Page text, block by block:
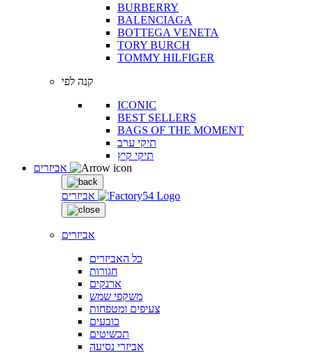
BURBERRY
BALENCIAGA
BOTTEGA VENETA
TORY BURCH
TOMMY HILFIGER
קנה לפי
ICONIC
BEST SELLERS
BAGS OF THE MOMENT
תיקי ערב
תיקי קיץ
אביזרים
אביזרים
כל האביזרים
חגורות
ארנקים
משקפי שמש
צעיפים ומטפחות
כובעים
תכשיטים
אביזרי נסיעה